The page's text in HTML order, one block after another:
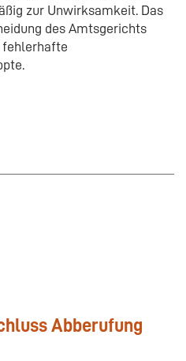
zur Unwirksamkeit. Das
des Amtsgerichts
fehlerhafte
Abberufung